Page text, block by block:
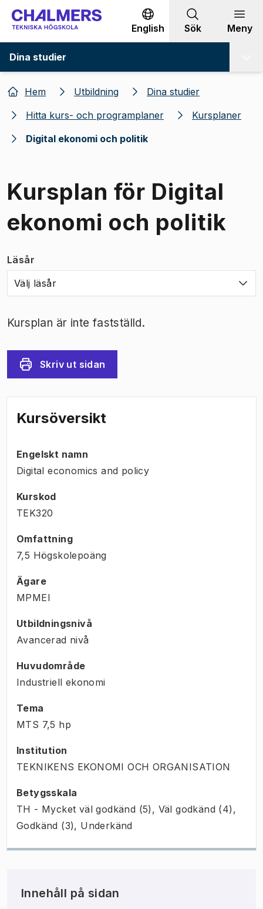
Gå till innehållet
English Sök Meny
Dina studier
Hem Utbildning
Dina studier
Hitta kurs- och programplaner
Kursplaner
Digital ekonomi och politik
Kursplan för Digital
ekonomi och politik
Läsår
Välj läsår
Kursplan är inte fastställd.
Skriv ut sidan
Kursöversikt
Engelskt namn
Digital economics and policy
Kurskod
TEK320
Omfattning
7,5 Högskolepoäng
Ägare
MPMEI
Utbildningsnivå
Avancerad nivå
Huvudområde
Industriell ekonomi
Tema
MTS 7,5 hp
Institution
TEKNIKENS EKONOMI OCH ORGANISATION
Betygsskala
TH - Mycket väl godkänd (5), Väl godkänd (4),
Godkänd (3), Underkänd
Innehåll på sidan